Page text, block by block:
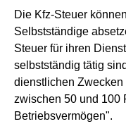
Die Kfz-Steuer
Selbstständige
Steuer für ihren
selbstständig tätig
dienstlichen
zwischen 50 und 100
Betriebsvermögen".